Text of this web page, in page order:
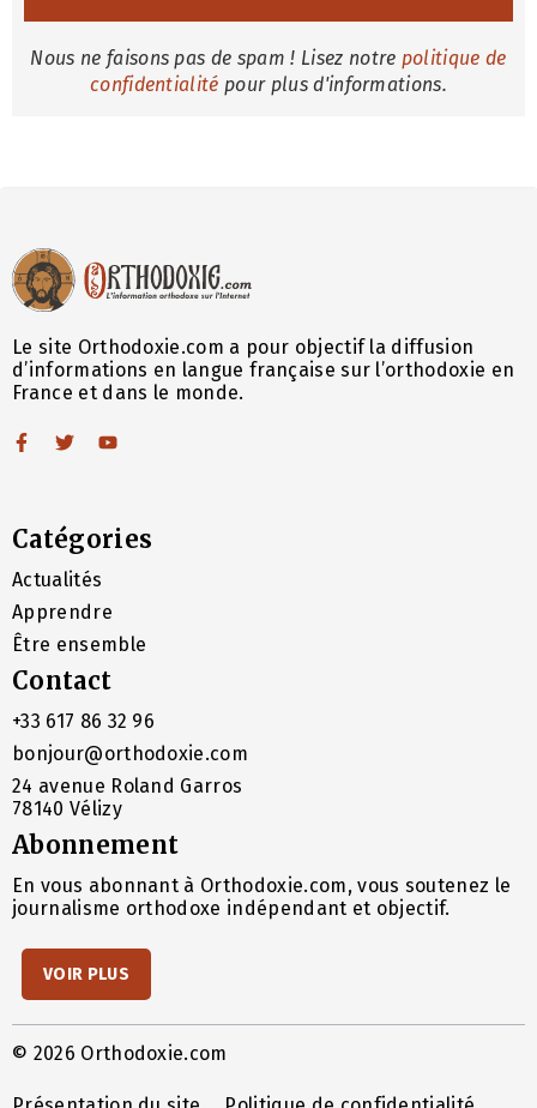
Nous ne faisons pas de spam ! Lisez notre politique de
confidentialité pour plus d'informations.
Le site Orthodoxie.com a pour objectif la diffusion
d’informations en langue française sur l’orthodoxie en
France et dans le monde.
Catégories
Actualités
Apprendre
Être ensemble
Contact
+33 617 86 32 96
bonjour@orthodoxie.com
24 avenue Roland Garros
78140 Vélizy
Abonnement
En vous abonnant à Orthodoxie.com, vous soutenez le
journalisme orthodoxe indépendant et objectif.
VOIR PLUS
© 2026 Orthodoxie.com